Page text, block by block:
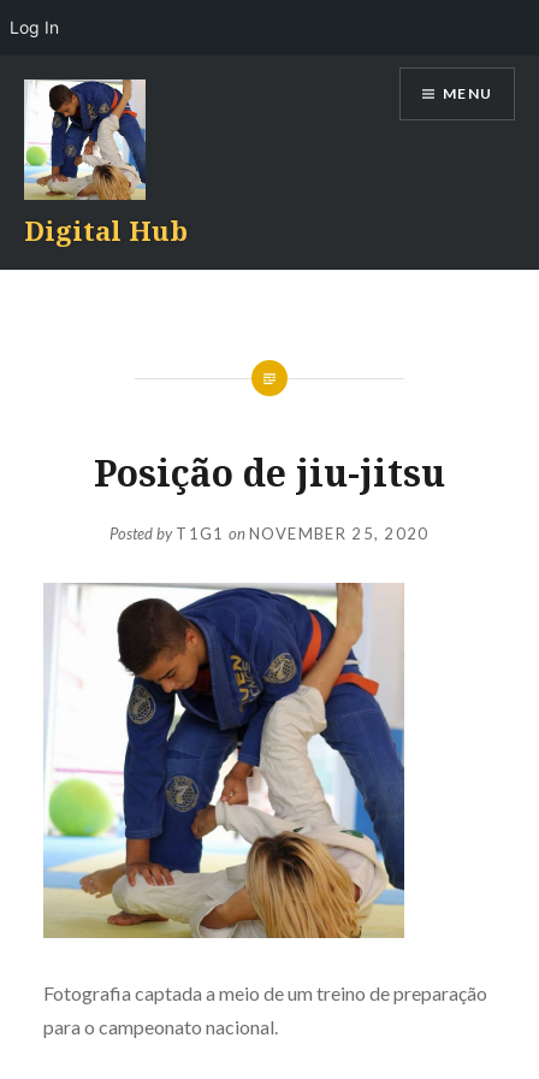
content
Digital Hub
MENU
Posição de jiu-jitsu
Posted byT1G1 onNOVEMBER 25, 2020
Fotografia captada a meio de um treino de preparação
para o campeonato nacional.
Log In